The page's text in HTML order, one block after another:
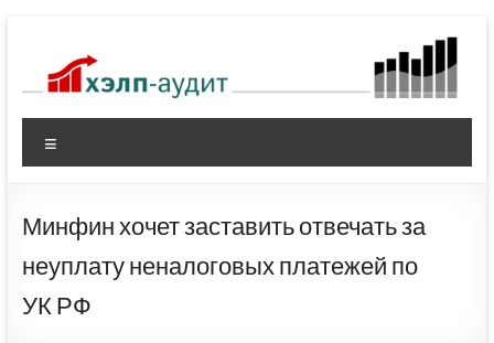
содержимому
Минфин хочет заставить отвечать за
неуплату неналоговых платежей по
УК РФ